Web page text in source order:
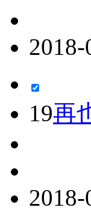
2018-
19再
2018-